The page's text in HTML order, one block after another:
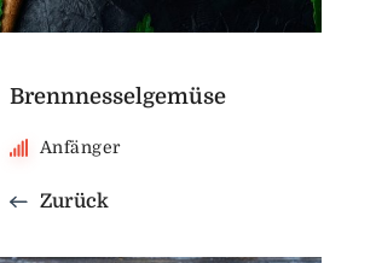
Brennnesselgemüse
Anfänger
Zurück